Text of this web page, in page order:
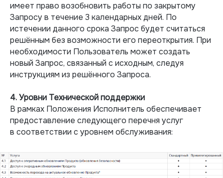
имеет право возобновить работы по закрытому
Запросу в течение 3 календарных дней. По
истечении данного срока Запрос будет считаться
решённым без возможности его переоткрытия. При
необходимости Пользователь может создать
новый Запрос, связанный с исходным, следуя
инструкциям из решённого Запроса.
4. Уровни Технической поддержки
В рамках Положения Исполнитель обеспечивает
предоставление следующего перечня услуг
в соответствии с уровнем обслуживания: